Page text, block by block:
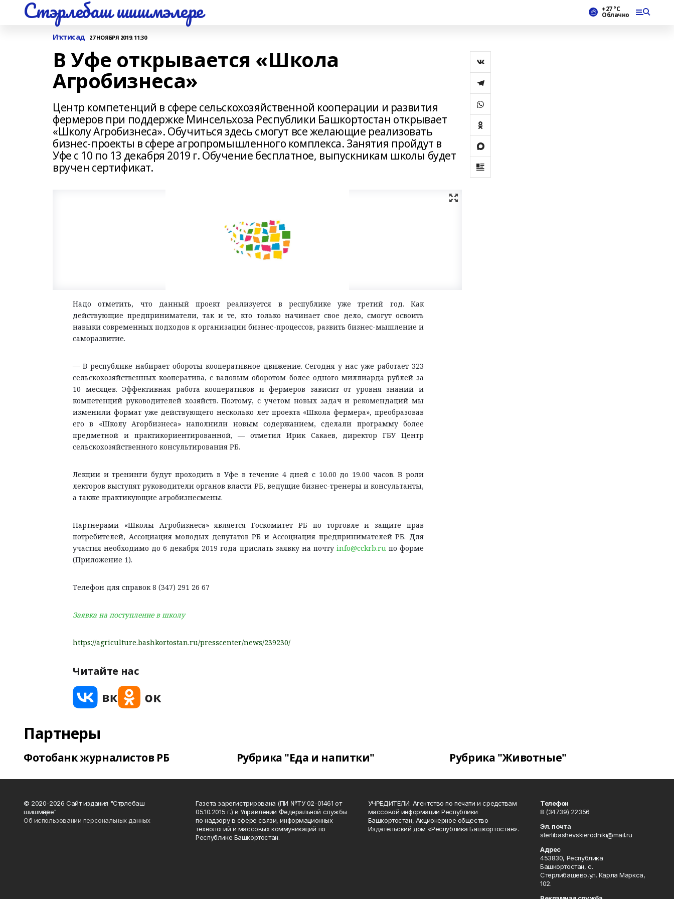
Стэрлебаш шишмэлере +27 °С
Облачно
Иҡтисад 27 НОЯБРЯ 2019, 11:30
В Уфе открывается «Школа
Агробизнеса»
Центр компетенций в сфере сельскохозяйственной кооперации и развития
фермеров при поддержке Минсельхоза Республики Башкортостан открывает
«Школу Агробизнеса». Обучиться здесь смогут все желающие реализовать
бизнес-проекты в сфере агропромышленного комплекса. Занятия пройдут в
Уфе с 10 по 13 декабря 2019 г. Обучение бесплатное, выпускникам школы будет
вручен сертификат.
Надо отметить, что данный проект реализуется в республике уже третий год. Как
действующие предприниматели, так и те, кто только начинает свое дело, смогут освоить
навыки современных подходов к организации бизнес-процессов, развить бизнес-мышление и
саморазвитие.
— В республике набирает обороты кооперативное движение. Сегодня у нас уже работает 323
сельскохозяйственных кооператива, с валовым оборотом более одного миллиарда рублей за
10 месяцев. Эффективная работа кооперативов и фермеров зависит от уровня знаний и
компетенций руководителей хозяйств. Поэтому, с учетом новых задач и рекомендаций мы
изменили формат уже действующего несколько лет проекта «Школа фермера», преобразовав
его в «Школу Агорбизнеса» наполнили новым содержанием, сделали программу более
предметной и практикориентированной, — отметил Ирик Сакаев, директор ГБУ Центр
сельскохозяйственного консультирования РБ.
Лекции и тренинги будут проходить в Уфе в течение 4 дней с 10.00 до 19.00 часов. В роли
лекторов выступят руководители органов власти РБ, ведущие бизнес-тренеры и консультанты,
а также практикующие агробизнесмены.
Партнерами «Школы Агробизнеса» является Госкомитет РБ по торговле и защите прав
потребителей, Ассоциация молодых депутатов РБ и Ассоциация предпринимателей РБ. Для
участия необходимо до 6 декабря 2019 года прислать заявку на почту info@cckrb.ruпо форме
(Приложение 1).
Телефон для справок 8 (347) 291 26 67
Заявка на поступление в школу
https://agriculture.bashkortostan.ru/presscenter/news/239230/
Читайте нас
Партнеры
Фотобанк журналистов РБ Рубрика "Еда и напитки" Рубрика "Животные"
© 2020-2026 Сайт издания "Стәрлебаш
шишмәләре"
Об использовании персональных данных
Газета зарегистрирована (ПИ №ТУ 02-01461 от
05.10.2015 г.) в Управлении Федеральной службы
по надзору в сфере связи, информационных
технологий и массовых коммуникаций по
Республике Башкортостан.
УЧРЕДИТЕЛИ: Агентство по печати и средствам
массовой информации Республики
Башкортостан, Акционерное общество
Издательский дом «Республика Башкортостан».
Телефон
8 (34739) 22356
Эл. почта
sterlibashevskierodniki@mail.ru
Адрес
453830, Республика
Башкортостан, c.
Стерлибашево,ул. Карла Маркса,
102.